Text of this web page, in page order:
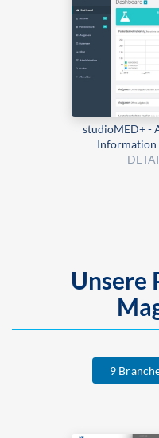
studioMED+ -
Information
Unsere
9